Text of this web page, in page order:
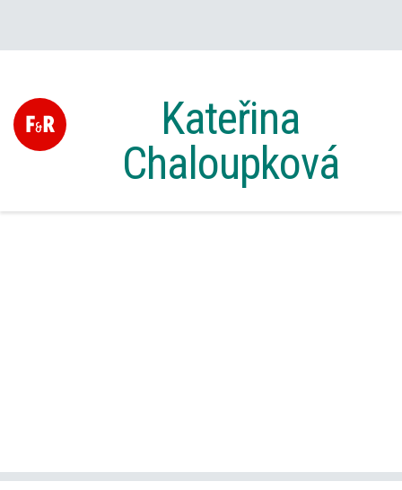
Kateřina
Chaloupková